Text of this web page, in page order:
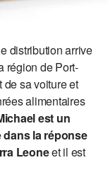
distribution arrive
région de Port-
de sa voiture et
alimentaires
est un
dans la réponse
Leoneet il est